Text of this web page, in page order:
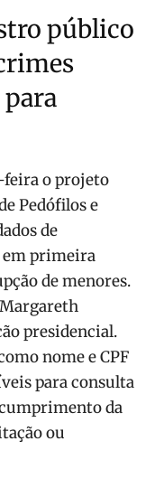
público
feira o projeto
Pedófilos e
de
em primeira
de menores.
presidencial.
nome e CPF
para consulta
da
ou